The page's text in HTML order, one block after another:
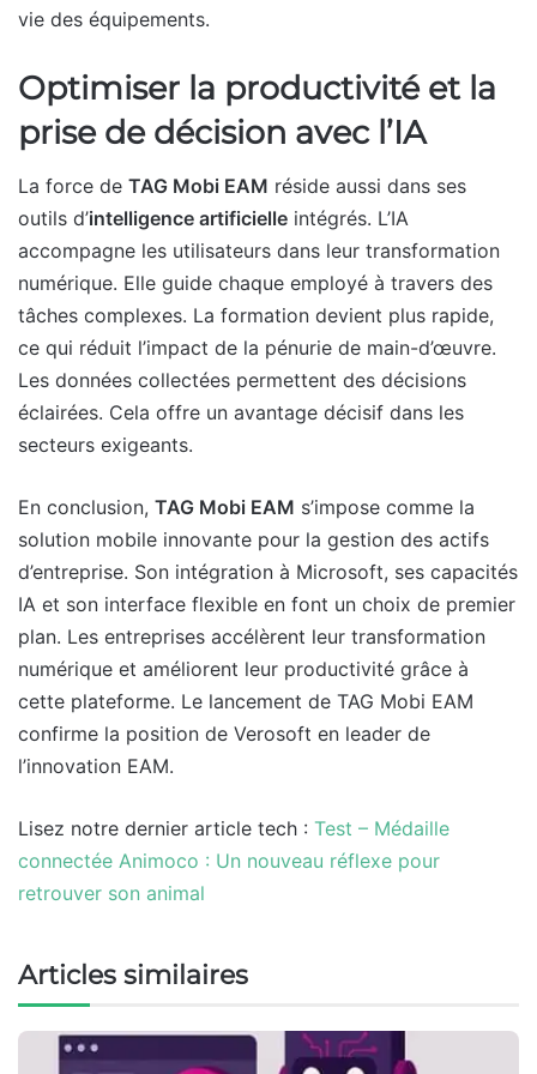
vie des équipements.
Optimiser la productivité et la
prise de décision avec l’IA
La force de TAG Mobi EAM réside aussi dans ses
outils d’intelligence artificielle intégrés. L’IA
accompagne les utilisateurs dans leur transformation
numérique. Elle guide chaque employé à travers des
tâches complexes. La formation devient plus rapide,
ce qui réduit l’impact de la pénurie de main-d’œuvre.
Les données collectées permettent des décisions
éclairées. Cela offre un avantage décisif dans les
secteurs exigeants.
En conclusion, TAG Mobi EAM s’impose comme la
solution mobile innovante pour la gestion des actifs
d’entreprise. Son intégration à Microsoft, ses capacités
IA et son interface flexible en font un choix de premier
plan. Les entreprises accélèrent leur transformation
numérique et améliorent leur productivité grâce à
cette plateforme. Le lancement de TAG Mobi EAM
confirme la position de Verosoft en leader de
l’innovation EAM.
Lisez notre dernier article tech : Test – Médaille
connectée Animoco : Un nouveau réflexe pour
retrouver son animal
Articles similaires